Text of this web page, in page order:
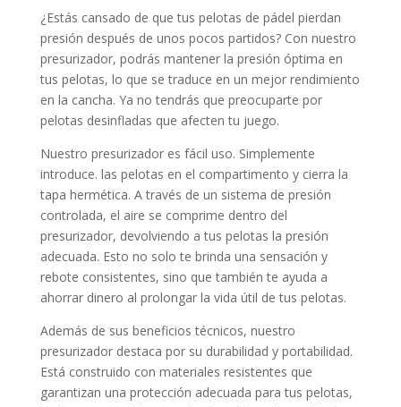
¿Estás cansado de que tus pelotas de pádel pierdan
presión después de unos pocos partidos? Con nuestro
presurizador, podrás mantener la presión óptima en
tus pelotas, lo que se traduce en un mejor rendimiento
en la cancha. Ya no tendrás que preocuparte por
pelotas desinfladas que afecten tu juego.
Nuestro presurizador es fácil uso. Simplemente
introduce. las pelotas en el compartimento y cierra la
tapa hermética. A través de un sistema de presión
controlada, el aire se comprime dentro del
presurizador, devolviendo a tus pelotas la presión
adecuada. Esto no solo te brinda una sensación y
rebote consistentes, sino que también te ayuda a
ahorrar dinero al prolongar la vida útil de tus pelotas.
Además de sus beneficios técnicos, nuestro
presurizador destaca por su durabilidad y portabilidad.
Está construido con materiales resistentes que
garantizan una protección adecuada para tus pelotas,